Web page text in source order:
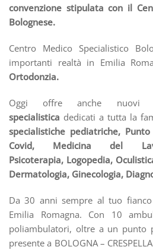
convenzione stipulata con il
Bolognese.
Centro Medico Specialistico
importanti realtà in Emilia
Ortodonzia.
Oggi offre anche
specialistica dedicati a tutta la
specialistiche pediatriche,
Covid, Medicina del
Psicoterapia, Logopedia,
Dermatologia, Ginecologia,
Da 30 anni sempre al tuo
Emilia Romagna. Con 10
poliambulatori, oltre a un punto
presente a BOLOGNA –